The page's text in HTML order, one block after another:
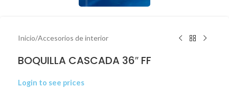
Inicio/Accesorios de interior
BOQUILLA CASCADA 36″ FF
Login to see prices